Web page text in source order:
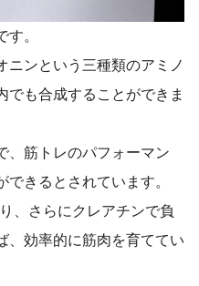
。
ニンという三種類のアミノ
でも合成することができま
、筋トレのパフォーマン
きるとされています。
、さらにクレアチンで負
、効率的に筋肉を育ててい